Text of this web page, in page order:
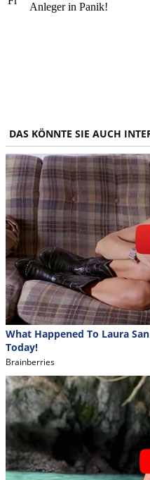
Anleger in Panik!